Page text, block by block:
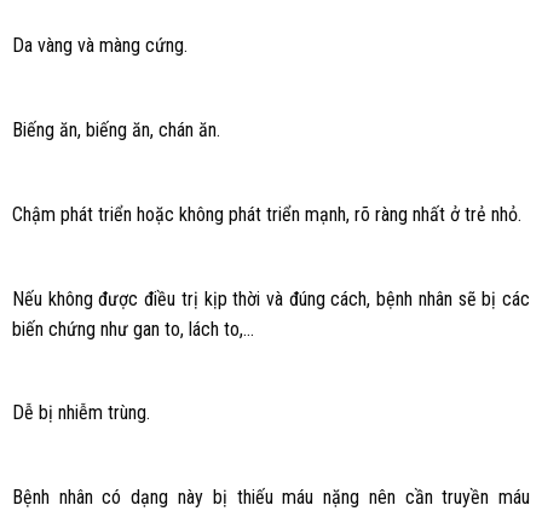
Da vàng và màng cứng.
Biếng ăn, biếng ăn, chán ăn.
Chậm phát triển hoặc không phát triển mạnh, rõ ràng nhất ở trẻ nhỏ.
Nếu không được điều trị kịp thời và đúng cách, bệnh nhân sẽ bị các
biến chứng như gan to, lách to,…
Dễ bị nhiễm trùng.
Bệnh nhân có dạng này bị thiếu máu nặng nên cần truyền máu